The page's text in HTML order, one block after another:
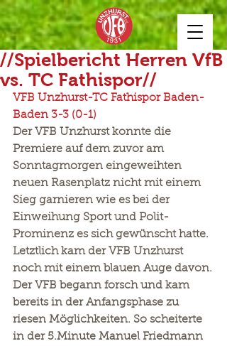
//Spielbericht Herren VfB
vs. TC Fathispor//
VFB Unzhurst-TC Fathispor Baden-
Baden 3-3 (0-1)
Der VFB Unzhurst konnte die
Premiere auf dem zuvor am
Sonntagmorgen eingeweihten
neuen Rasenplatz nicht mit einem
Sieg garnieren wie es bei der
Einweihung Sport und Polit-
Prominenz es sich gewünscht hatte.
Letztlich kam der VFB Unzhurst
noch mit einem blauen Auge davon.
Der VFB begann forsch und kam
bereits in der Anfangsphase zu
riesen Möglichkeiten. So scheiterte
in der 5.Minute Manuel Friedmann